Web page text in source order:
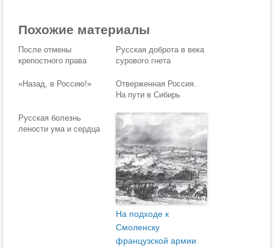
Похожие материалы
После отмены
крепостного права
Русская доброта в века
сурового гнета
«Назад, в Россию!»
Отверженная Россия.
На пути в Сибирь
Русская болезнь
лености ума и сердца
На подходе к
Смоленску
французской армии